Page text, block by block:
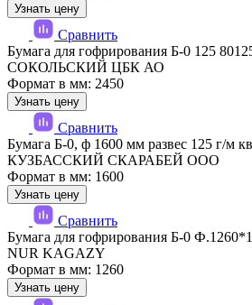
Узнать цену
Сравнить
Бумага для гофрирования Б-0 125
СОКОЛЬСКИЙ ЦБК АО
Формат в мм: 2450
Узнать цену
Сравнить
Бумага Б-0, ф 1600 мм развес 125 г/м кв
КУЗБАССКИЙ СКАРАБЕЙ ООО
Формат в мм: 1600
Узнать цену
Сравнить
Бумага для гофрирования Б-0
NUR KAGAZY
Формат в мм: 1260
Узнать цену